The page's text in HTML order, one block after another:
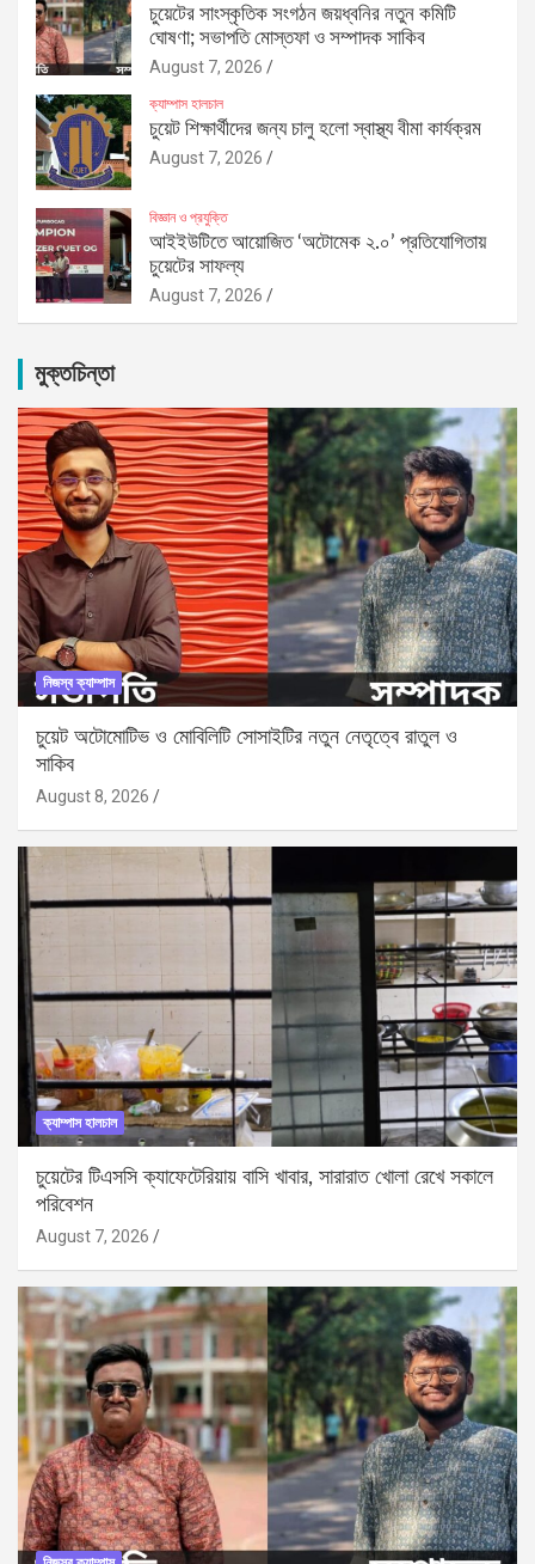
চুয়েটের সাংস্কৃতিক সংগঠন জয়ধ্বনির নতুন কমিটি
ঘোষণা; সভাপতি মোস্তফা ও সম্পাদক সাকিব
August 7, 2026
ক্যাম্পাস হালচাল
চুয়েট শিক্ষার্থীদের জন্য চালু হলো স্বাস্থ্য বীমা কার্যক্রম
August 7, 2026
বিজ্ঞান ও প্রযুক্তি
আইইউটিতে আয়োজিত ‘অটোমেক ২.০’ প্রতিযোগিতায়
চুয়েটের সাফল্য
August 7, 2026
মুক্তচিন্তা
নিজস্ব ক্যাম্পাস
চুয়েট অটোমোটিভ ও মোবিলিটি সোসাইটির নতুন নেতৃত্বে রাতুল ও
সাকিব
August 8, 2026
ক্যাম্পাস হালচাল
চুয়েটের টিএসসি ক্যাফেটেরিয়ায় বাসি খাবার, সারারাত খোলা রেখে সকালে
পরিবেশন
August 7, 2026